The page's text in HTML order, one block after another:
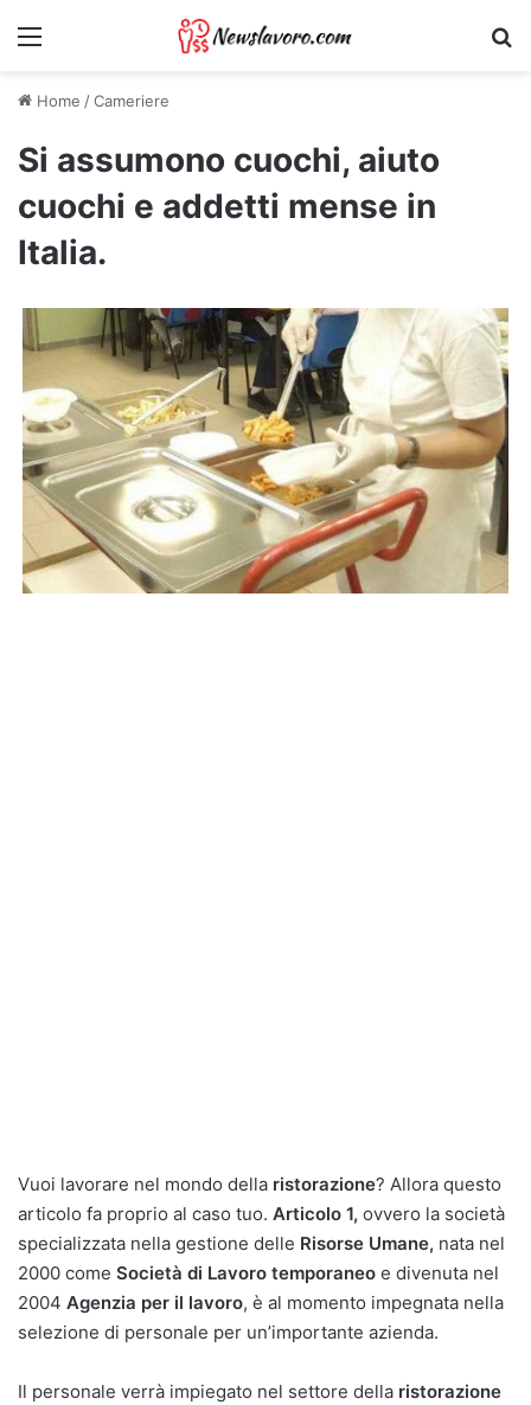
Menu
Home /Cameriere
Si assumono cuochi, aiuto
cuochi e addetti mense in
Italia.
Vuoi lavorare nel mondo della ristorazione? Allora questo
articolo fa proprio al caso tuo. Articolo 1, ovvero la società
specializzata nella gestione delle Risorse Umane, nata nel
2000 come Società di Lavoro temporaneo e divenuta nel
2004 Agenzia per il lavoro, è al momento impegnata nella
selezione di personale per un’importante azienda.
Il personale verrà impiegato nel settore della ristorazione